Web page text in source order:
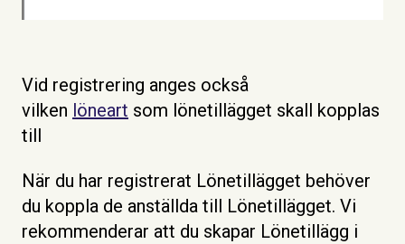
Vid registrering anges också
vilken löneart som lönetillägget skall kopplas
till
När du har registrerat Lönetillägget behöver
du koppla de anställda till Lönetillägget. Vi
rekommenderar att du skapar Lönetillägg i